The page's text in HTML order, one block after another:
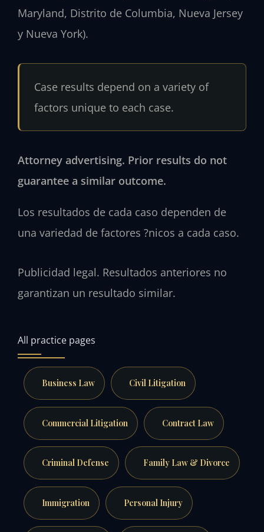
Maryland, Distrito de Columbia, Nueva Jersey
y Nueva York).
Case results depend on a variety of
factors unique to each case.
Attorney advertising. Prior results do not
guarantee a similar outcome.
Los resultados de cada caso dependen de
una variedad de factores ?nicos a cada caso.
Publicidad legal. Resultados anteriores no
garantizan un resultado similar.
All practice pages
Business Law Civil Litigation
Commercial Litigation Contract Law
Criminal Defense Family Law & Divorce
Immigration Personal Injury